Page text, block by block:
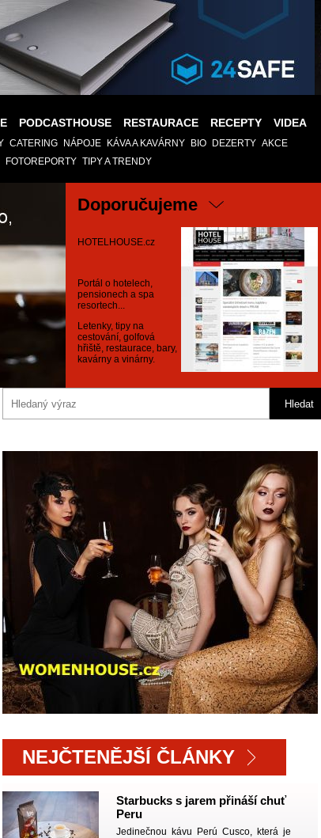
PODCASTHOUSE RESTAURACE RECEPTY VIDEA
CATERING NÁPOJE KÁVA A KAVÁRNY BIO DEZERTY AKCE
FOTOREPORTY TIPY A TRENDY
Doporučujeme
HOTELHOUSE.cz
Portál o hotelech,
pensionech a spa
resortech...
Letenky, tipy na
cestování, golfová
hřiště, restaurace, bary,
kavárny a vinárny.
NEJČTENĚJŠÍ ČLÁNKY
Starbucks s jarem přináší chuť
Peru
Jedinečnou kávu Perú Cusco, která je